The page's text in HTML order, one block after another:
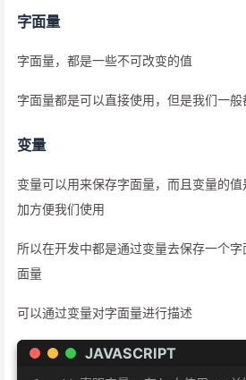
字面量
字面量，都是一些不可改变的值
字面量都是可以直接使用，但是我们一
变量
变量可以用来保存字面量，而且变量的
加方便我们使用
所以在开发中都是通过变量去保存一个
面量
可以通过变量对字面量进行描述
JAVASCRIPT